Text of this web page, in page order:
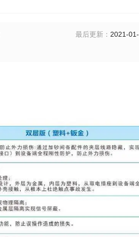
最后更新 ： 2021-